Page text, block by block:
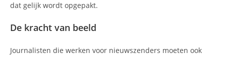
dat gelijk wordt opgepakt.
De kracht van beeld
Journalisten die werken voor nieuwszenders moeten ook